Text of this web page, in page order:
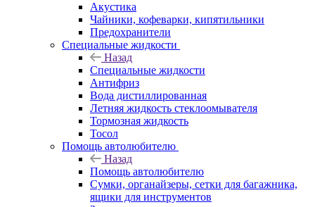
Акустика
Чайники, кофеварки, кипятильники
Предохранители
Специальные жидкости
Назад
Специальные жидкости
Антифриз
Вода дистиллированная
Летняя жидкость стеклоомывателя
Тормозная жидкость
Тосол
Помощь автолюбителю
Назад
Помощь автолюбителю
Сумки, органайзеры, сетки для багажника,
ящики для инструментов